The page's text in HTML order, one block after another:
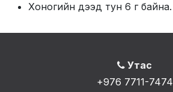
Хоногийн дээд тун 6 г байна.
Утас
+976 7711-7474